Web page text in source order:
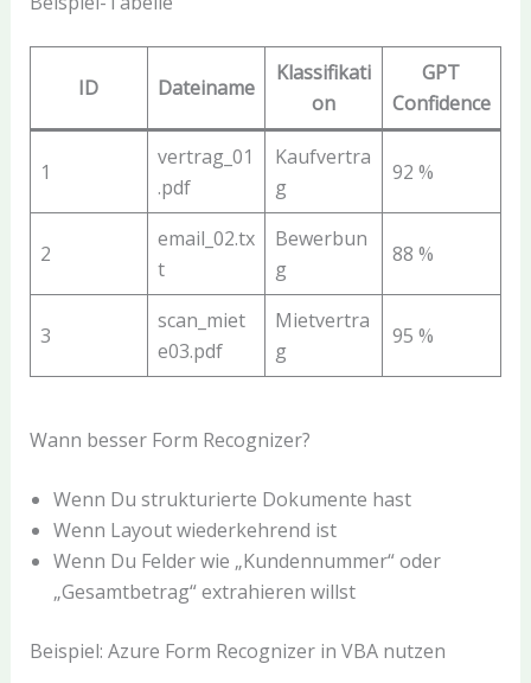
ID Dateiname
Klassifikati
on
GPT
Confidence
1
vertrag_01
.pdf
Kaufvertra
g
92 %
2
email_02.tx
t
Bewerbun
g
88 %
3
scan_miet
e03.pdf
Mietvertra
g
95 %
Wann besser Form Recognizer?
Wenn Du strukturierte Dokumente hast
Wenn Layout wiederkehrend ist
Wenn Du Felder wie „Kundennummer“ oder
„Gesamtbetrag“ extrahieren willst
Beispiel: Azure Form Recognizer in VBA nutzen